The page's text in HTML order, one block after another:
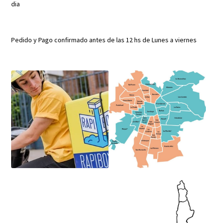
dia
Pedido y Pago confirmado antes de las 12 hs de Lunes a viernes